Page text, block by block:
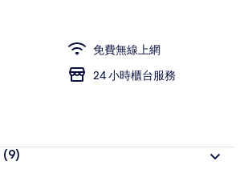
免費無線上網
24 小時櫃台服務
(9)